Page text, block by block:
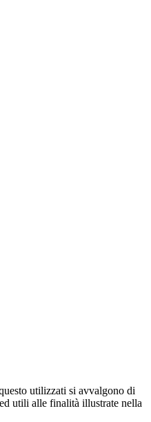
utilizzati si avvalgono di
utili alle finalità illustrate nella